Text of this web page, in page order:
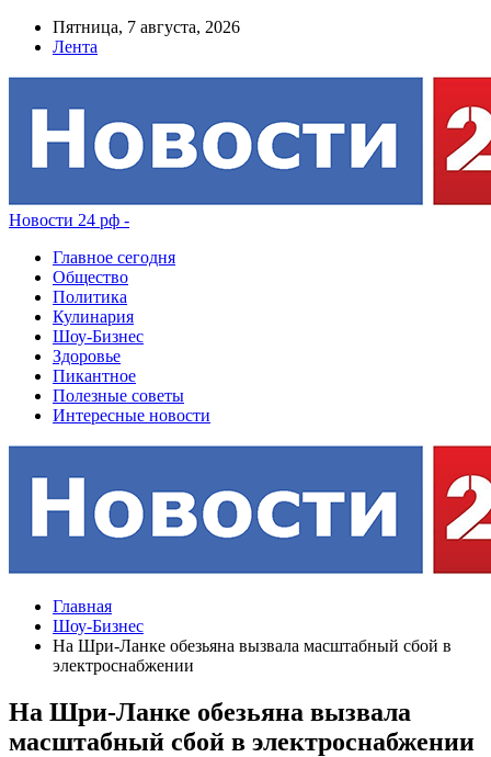
Пятница, 7 августа, 2026
Лента
Новости 24 рф -
Главное сегодня
Общество
Политика
Кулинария
Шоу-Бизнес
Здоровье
Пикантное
Полезные советы
Интересные новости
Главная
Шоу-Бизнес
На Шри-Ланке обезьяна вызвала масштабный сбой в
электроснабжении
На Шри-Ланке обезьяна вызвала
масштабный сбой в электроснабжении